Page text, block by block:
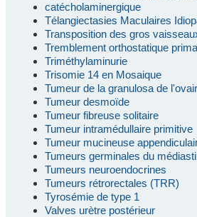
catécholaminergique
Télangiectasies Maculaires
Transposition des gros
Tremblement orthostatique
Triméthylaminurie
Trisomie 14 en Mosaique
Tumeur de la granulosa de
Tumeur desmoïde
Tumeur fibreuse solitaire
Tumeur intramédullaire primitive
Tumeur mucineuse
Tumeurs germinales du
Tumeurs neuroendocrines
Tumeurs rétrorectales (TRR)
Tyrosémie de type 1
Valves urètre postérieur